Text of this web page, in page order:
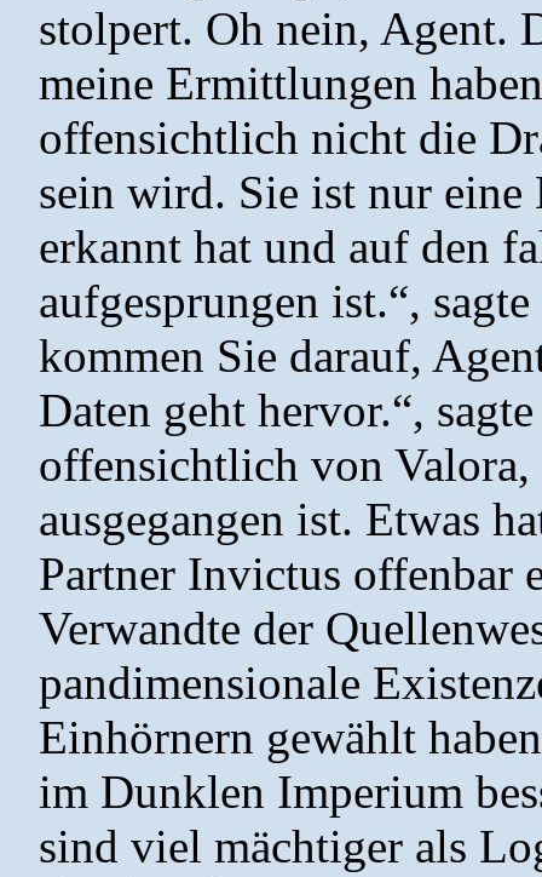
stolpert. Oh nein, Agent.
meine Ermittlungen
offensichtlich nicht die
sein wird. Sie ist nur
erkannt hat und auf den
aufgesprungen ist.“,
kommen Sie darauf,
Daten geht hervor.“,
offensichtlich von
ausgegangen ist. Etwas
Partner Invictus offenbar
Verwandte der
pandimensionale
Einhörnern gewählt
im Dunklen Imperium
sind viel mächtiger als